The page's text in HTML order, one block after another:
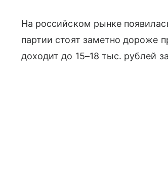
На российском рынке
партии стоят заметно дороже
доходит до 15–18 тыс. рублей